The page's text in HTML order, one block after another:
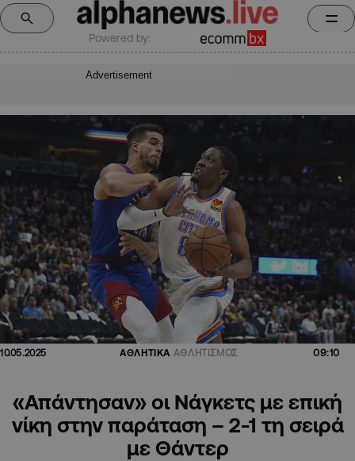
Powered by:
Advertisement
10.05.2025 ΑΘΛΗΤΙΚΑ ΑΘΛΗΤΙΣΜΟΣ 09:10
«Απάντησαν» οι Νάγκετς με επική
νίκη στην παράταση – 2-1 τη σειρά
με Θάντερ